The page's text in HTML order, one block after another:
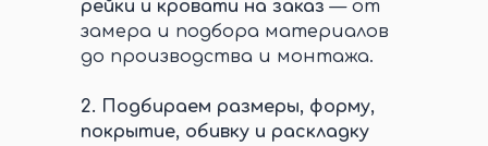
рейки и кровати на заказ — от
замера и подбора материалов
до производства и монтажа.
2. Подбираем размеры, форму,
покрытие, обивку и раскладку